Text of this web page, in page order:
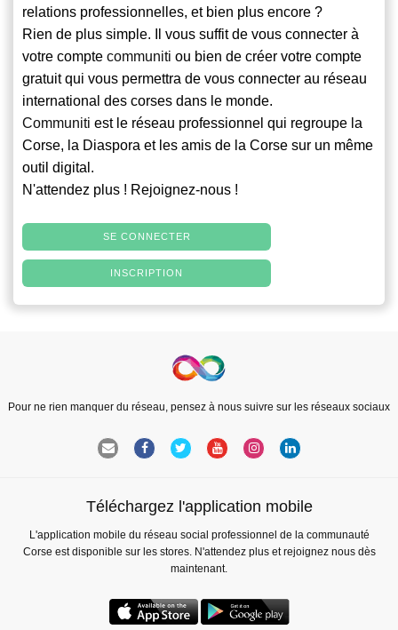
relations professionnelles, et bien plus encore ?
Rien de plus simple. Il vous suffit de vous connecter à
votre compte communiti ou bien de créer votre compte
gratuit qui vous permettra de vous connecter au réseau
international des corses dans le monde.
Communiti est le réseau professionnel qui regroupe la
Corse, la Diaspora et les amis de la Corse sur un même
outil digital.
N'attendez plus ! Rejoignez-nous !
SE CONNECTER
INSCRIPTION
Pour ne rien manquer du réseau, pensez à nous suivre sur les réseaux sociaux
Téléchargez l'application mobile
L'application mobile du réseau social professionnel de la communauté
Corse est disponible sur les stores. N'attendez plus et rejoignez nous dès
maintenant.